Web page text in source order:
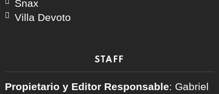
Snax
Villa Devoto
STAFF
Propietario y Editor Responsable: Gabriel